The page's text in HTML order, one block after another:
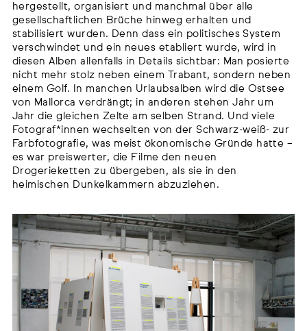
hergestellt, organisiert und manchmal über alle
gesellschaftlichen Brüche hinweg erhalten und
stabilisiert wurden. Denn dass ein politisches System
verschwindet und ein neues etabliert wurde, wird in
diesen Alben allenfalls in Details sichtbar: Man posierte
nicht mehr stolz neben einem Trabant, sondern neben
einem Golf. In manchen Urlaubsalben wird die Ostsee
von Mallorca verdrängt; in anderen stehen Jahr um
Jahr die gleichen Zelte am selben Strand. Und viele
Fotograf*innen wechselten von der Schwarz-weiß- zur
Farbfotografie, was meist ökonomische Gründe hatte –
es war preiswerter, die Filme den neuen
Drogerieketten zu übergeben, als sie in den
heimischen Dunkelkammern abzuziehen.